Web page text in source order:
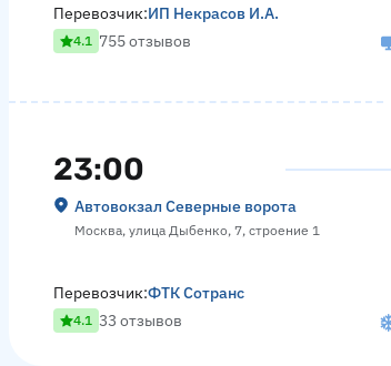
Перевозчик:ИП Некрасов И.А.
4.1 755 отзывов
23:00
Автовокзал Северные ворота
Москва, улица Дыбенко, 7, строение 1
Перевозчик:ФТК Сотранс
4.1 33 отзывов